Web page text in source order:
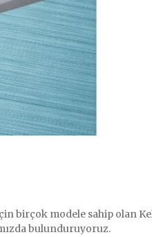
birçok modele sahip olan
bulunduruyoruz.